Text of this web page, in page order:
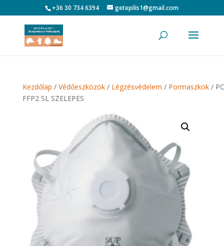
+36 30 734 6394 getepilis1@gmail.com
Kezdőlap / Védőeszközök/ Légzésvédelem / Pormaszkok/
FFP2 SL SZELEPES